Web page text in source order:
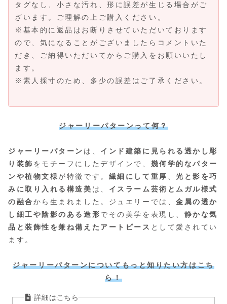
タグなし、小さな汚れ、形に誤差が生じる場合がご
ざいます。ご理解の上ご購入ください。
※基本的に返品はお断りさせていただいております
ので、気になることがございましたらコメントいた
だき、ご納得いただいてからご購入をお願いいたし
ます。
※素人採寸のため、多少の誤差はご了承ください。
ジャーリーパターンって何？
ジャーリーパターン は、 インド建築に見られる透かし彫
り装飾 をモチーフにしたデザインで、 幾何学的なパター
ンや植物文様が特徴です。 繊細にして重厚 、光と影を巧
みに取り入れる構造美 は、 イスラーム芸術とムガル様式
の融合から生まれました。ジュエリーでは、金属の透か
し細工や陰影のある造形でその美学を表現し、 静かな気
品と装飾性を兼ね備えたアートピース として愛されてい
ます。
ジャーリーパターンについてもっと知りたい方はこち
ら！